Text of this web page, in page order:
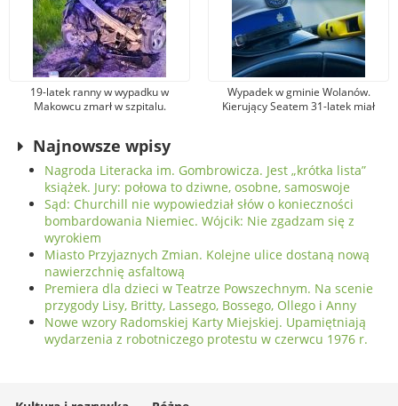
19-latek ranny w wypadku w
Makowcu zmarł w szpitalu.
Wypadek w gminie Wolanów.
Kierujący Seatem 31-latek miał
Najnowsze wpisy
Nagroda Literacka im. Gombrowicza. Jest „krótka lista”
książek. Jury: połowa to dziwne, osobne, samoswoje
Sąd: Churchill nie wypowiedział słów o konieczności
bombardowania Niemiec. Wójcik: Nie zgadzam się z
wyrokiem
Miasto Przyjaznych Zmian. Kolejne ulice dostaną nową
nawierzchnię asfaltową
Premiera dla dzieci w Teatrze Powszechnym. Na scenie
przygody Lisy, Britty, Lassego, Bossego, Ollego i Anny
Nowe wzory Radomskiej Karty Miejskiej. Upamiętniają
wydarzenia z robotniczego protestu w czerwcu 1976 r.